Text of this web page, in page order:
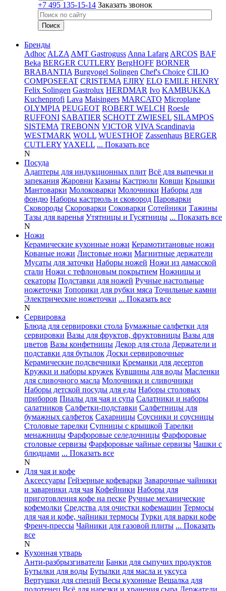
+7 495 135-15-14 Заказать звонок
Бренды
Adhoc ALZA AMT Gastroguss Anna Lafarg ARCOS BAF
Beka BERGER CUTLERY BergHOFF BORNER
BRABANTIA Burgvogel Solingen Chef's Choice CILIO
COMPOSEEAT CRISTEMA EJIRY ELO EMILE HENRY
Felix Solingen Gastrolux HERDMAR Ivo KAMBUKKA
Kuchenprofi Lava Maisingers MARCATO Microplane
OLYMPIA PEUGEOT ROBERT WELCH Roesle
RUFFONI SABATIER SCHOTT ZWIESEL SILAMPOS
SISTEMA TREBONN VICTOR VIVA Scandinavia
WESTMARK WOLL WUESTHOF Zassenhaus BERGER
CUTLERYYAXELL ... Показать все
N
Посуда
Адаптеры для индукционных плит Всё для выпечки и
запекания Жаровни Казаны Кастрюли Ковши Крышки
Мантоварки Молоковарки Молочники Наборы для
фондю Наборы кастрюль и сковород Пароварки
Сковороды Скороварки Соковарки Сотейники Тажины
Тазы для варенья Утятницы и Гусятницы ... Показать все
N
Ножи
Керамические кухонные ножи Керамотитановые ножи
Кованые ножи Листовые ножи Магнитные держатели
Мусаты для заточки Наборы ножей Ножи из дамасской
стали Ножи с тефлоновым покрытием Ножницы и
секаторы Подставки для ножей Ручные настольные
ножеточки Топорики для рубки мяса Точильные камни
Электрические ножеточки ... Показать все
N
Сервировка
Блюда для сервировки стола Бумажные салфетки для
сервировки Вазы для фруктов, фруктовницы Вазы для
цветов Вазы конфетницы Декор для стола Держатели и
подставки для бутылок Доски сервировочные
Керамические подсвечники Креманки для десертов
Кружки и наборы кружек Кувшины для воды Масленки
для сливочного масла Молочники и сливочники
Наборы детской посуды для еды Наборы столовых
приборов Пиалы для чая и супа Салатники и наборы
салатников Салфетки-подставки Салфетницы для
бумажных салфеток Сахарницы Соусники и соусницы
Столовые тарелки Супницы с крышкой Тарелки
менажницы Фарфоровые селедочницы Фарфоровые
столовые сервизы Фарфоровые чайные сервизы Чашки с
блюдцами ... Показать все
N
Для чая и кофе
Аксессуары Гейзерные кофеварки Заварочные чайники
и заварники для чая Кофейники Наборы для
приготовления кофе на песке Ручные механические
кофемолки Средства для очистки кофемашин Термосы
для чая и кофе, чайники термосы Турки для варки кофе
Френч-прессы Чайники для газовой плиты ... Показать
все
N
Кухонная утварь
Анти-разбрызгиватели Банки для сыпучих продуктов
Бутылки для воды Бутылки для масла и уксуса
Вертушки для специй Весы кухонные Вешалка для
полотенец Всё для нарезки и хранения сыра Держатели